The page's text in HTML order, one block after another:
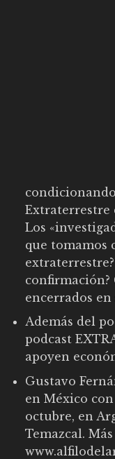
Extraterrestre
Los
que tomamos
extraterrestre?
confirmación?
encerrados
Además del
podcast
apoyen
Gustavo
en México
octubre, en
Temazcal.